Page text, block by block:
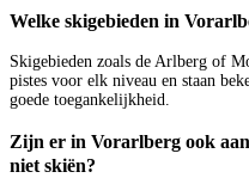
Welke skigebieden in
Skigebieden zoals de Arlberg of
pistes voor elk niveau en staan
goede toegankelijkheid.
Zijn er in Vorarlberg ook
niet skiën?